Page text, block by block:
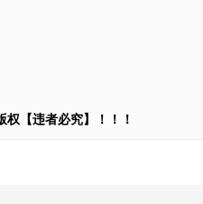
【违者必究】！！！